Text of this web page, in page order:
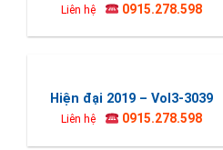
Liên hệ 0915.278.598
Hiện đại 2019 – Vol3-3039
Liên hệ 0915.278.598